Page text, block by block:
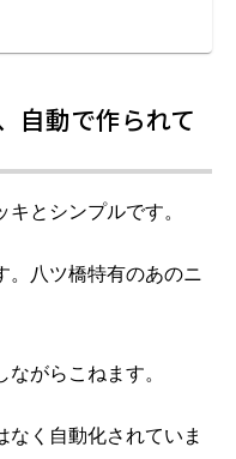
自動で作られて
とシンプルです。
。八ツ橋特有のあのニ
がらこねます。
なく自動化されていま